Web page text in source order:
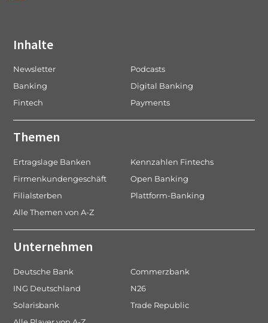
Inhalte
Newsletter
Podcasts
Banking
Digital Banking
Fintech
Payments
Themen
Ertragslage Banken
Kennzahlen Fintechs
Firmenkundengeschäft
Open Banking
Filialsterben
Plattform-Banking
Alle Themen von A-Z
Unternehmen
Deutsche Bank
Commerzbank
ING Deutschland
N26
Solarisbank
Trade Republic